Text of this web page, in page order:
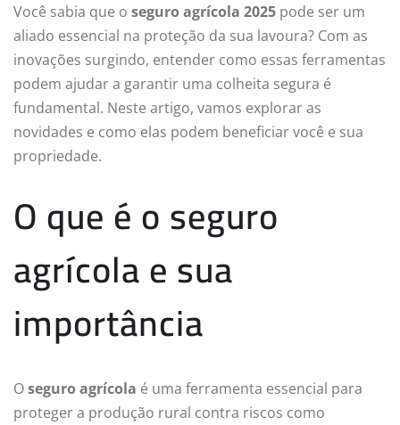
Você sabia que o seguro agrícola 2025 pode ser um
aliado essencial na proteção da sua lavoura? Com as
inovações surgindo, entender como essas ferramentas
podem ajudar a garantir uma colheita segura é
fundamental. Neste artigo, vamos explorar as
novidades e como elas podem beneficiar você e sua
propriedade.
O que é o seguro
agrícola e sua
importância
Oseguro agrícola é uma ferramenta essencial para
proteger a produção rural contra riscos como